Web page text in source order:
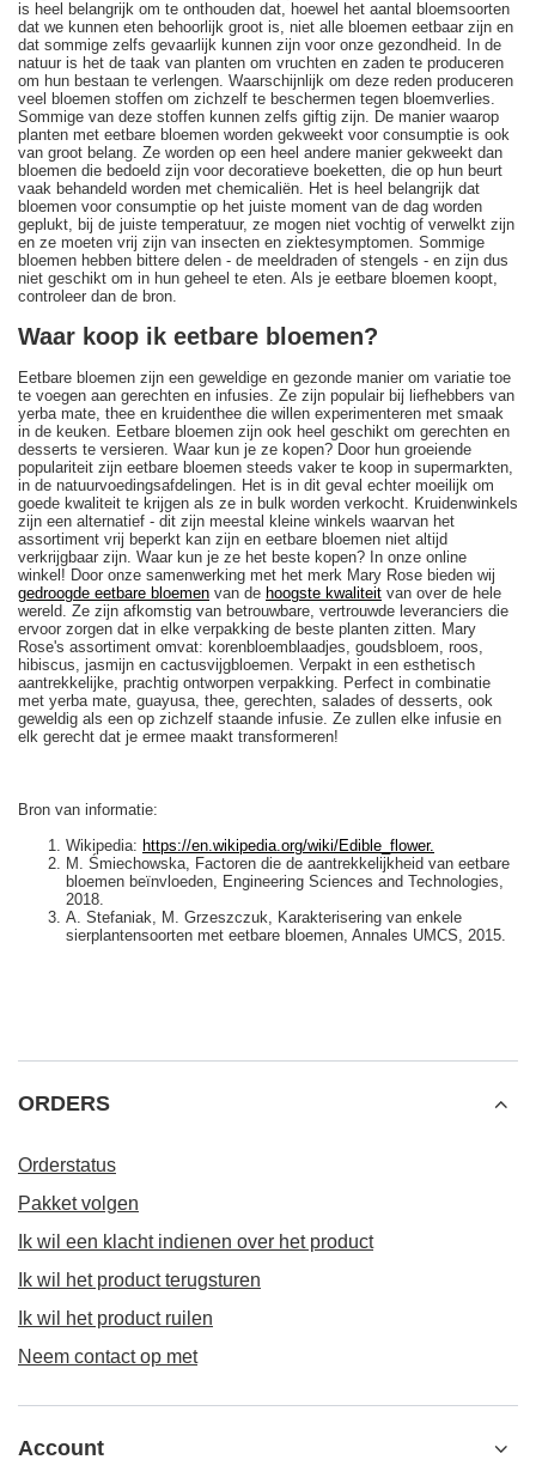
is heel belangrijk om te onthouden dat, hoewel het aantal bloemsoorten
dat we kunnen eten behoorlijk groot is, niet alle bloemen eetbaar zijn en
dat sommige zelfs gevaarlijk kunnen zijn voor onze gezondheid. In de
natuur is het de taak van planten om vruchten en zaden te produceren
om hun bestaan te verlengen. Waarschijnlijk om deze reden produceren
veel bloemen stoffen om zichzelf te beschermen tegen bloemverlies.
Sommige van deze stoffen kunnen zelfs giftig zijn. De manier waarop
planten met eetbare bloemen worden gekweekt voor consumptie is ook
van groot belang. Ze worden op een heel andere manier gekweekt dan
bloemen die bedoeld zijn voor decoratieve boeketten, die op hun beurt
vaak behandeld worden met chemicaliën. Het is heel belangrijk dat
bloemen voor consumptie op het juiste moment van de dag worden
geplukt, bij de juiste temperatuur, ze mogen niet vochtig of verwelkt zijn
en ze moeten vrij zijn van insecten en ziektesymptomen. Sommige
bloemen hebben bittere delen - de meeldraden of stengels - en zijn dus
niet geschikt om in hun geheel te eten. Als je eetbare bloemen koopt,
controleer dan de bron.
Waar koop ik eetbare bloemen?
Eetbare bloemen zijn een geweldige en gezonde manier om variatie toe
te voegen aan gerechten en infusies. Ze zijn populair bij liefhebbers van
yerba mate, thee en kruidenthee die willen experimenteren met smaak
in de keuken. Eetbare bloemen zijn ook heel geschikt om gerechten en
desserts te versieren. Waar kun je ze kopen? Door hun groeiende
populariteit zijn eetbare bloemen steeds vaker te koop in supermarkten,
in de natuurvoedingsafdelingen. Het is in dit geval echter moeilijk om
goede kwaliteit te krijgen als ze in bulk worden verkocht. Kruidenwinkels
zijn een alternatief - dit zijn meestal kleine winkels waarvan het
assortiment vrij beperkt kan zijn en eetbare bloemen niet altijd
verkrijgbaar zijn. Waar kun je ze het beste kopen? In onze online
winkel! Door onze samenwerking met het merk Mary Rose bieden wij
gedroogde eetbare bloemen van de hoogste kwaliteit van over de hele
wereld. Ze zijn afkomstig van betrouwbare, vertrouwde leveranciers die
ervoor zorgen dat in elke verpakking de beste planten zitten. Mary
Rose's assortiment omvat: korenbloemblaadjes, goudsbloem, roos,
hibiscus, jasmijn en cactusvijgbloemen. Verpakt in een esthetisch
aantrekkelijke, prachtig ontworpen verpakking. Perfect in combinatie
met yerba mate, guayusa, thee, gerechten, salades of desserts, ook
geweldig als een op zichzelf staande infusie. Ze zullen elke infusie en
elk gerecht dat je ermee maakt transformeren!
Bron van informatie:
Wikipedia: https://en.wikipedia.org/wiki/Edible_flower.
M. Śmiechowska, Factoren die de aantrekkelijkheid van eetbare
bloemen beïnvloeden, Engineering Sciences and Technologies,
2018.
A. Stefaniak, M. Grzeszczuk, Karakterisering van enkele
sierplantensoorten met eetbare bloemen, Annales UMCS, 2015.
ORDERS
Orderstatus
Pakket volgen
Ik wil een klacht indienen over het product
Ik wil het product terugsturen
Ik wil het product ruilen
Neem contact op met
Account